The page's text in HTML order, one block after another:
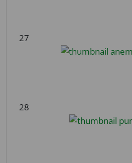
27
28